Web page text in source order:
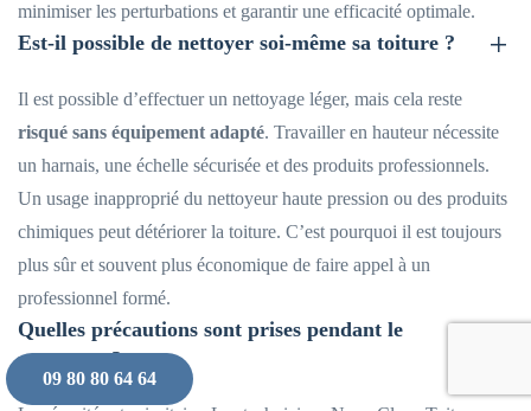
minimiser les perturbations et garantir une efficacité optimale.
Est-il possible de nettoyer soi-même sa toiture ?
Il est possible d’effectuer un nettoyage léger, mais cela reste
risqué sans équipement adapté. Travailler en hauteur nécessite
un harnais, une échelle sécurisée et des produits professionnels.
Un usage inapproprié du nettoyeur haute pression ou des produits
chimiques peut détériorer la toiture. C’est pourquoi il est toujours
plus sûr et souvent plus économique de faire appel à un
professionnel formé.
Quelles précautions sont prises pendant le
nettoyage ?
09 80 80 64 64